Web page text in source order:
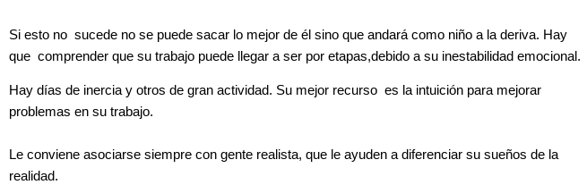
Si esto no sucede no se puede sacar lo mejor de él sino que andará como niño a la deriva. Hay
que comprender que su trabajo puede llegar a ser por etapas,debido a su inestabilidad emocional.
Hay días de inercia y otros de gran actividad. Su mejor recurso es la intuición para mejorar
problemas en su trabajo.
Le conviene asociarse siempre con gente realista, que le ayuden a diferenciar su sueños de la
realidad.